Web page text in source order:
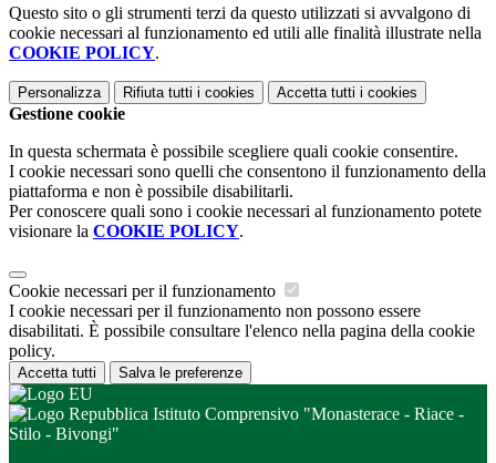
Questo sito o gli strumenti terzi da questo utilizzati si avvalgono di
cookie necessari al funzionamento ed utili alle finalità illustrate nella
COOKIE POLICY.
Personalizza Rifiuta tutti i cookies Accetta tutti i cookies
Gestione cookie
In questa schermata è possibile scegliere quali cookie consentire.
I cookie necessari sono quelli che consentono il funzionamento della
piattaforma e non è possibile disabilitarli.
Per conoscere quali sono i cookie necessari al funzionamento potete
visionare la COOKIE POLICY.
Cookie necessari per il funzionamento
I cookie necessari per il funzionamento non possono essere
disabilitati. È possibile consultare l'elenco nella pagina della cookie
policy.
Accetta tutti Salva le preferenze
Istituto Comprensivo "Monasterace - Riace -
Stilo - Bivongi"